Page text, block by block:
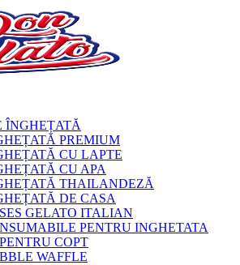
ÎNGHEȚATĂ
PREMIUM
CU LAPTE
CU APA
THAILANDEZĂ
DE CASA
GELATO ITALIAN
PENTRU INGHETATA
COPT
WAFFLE